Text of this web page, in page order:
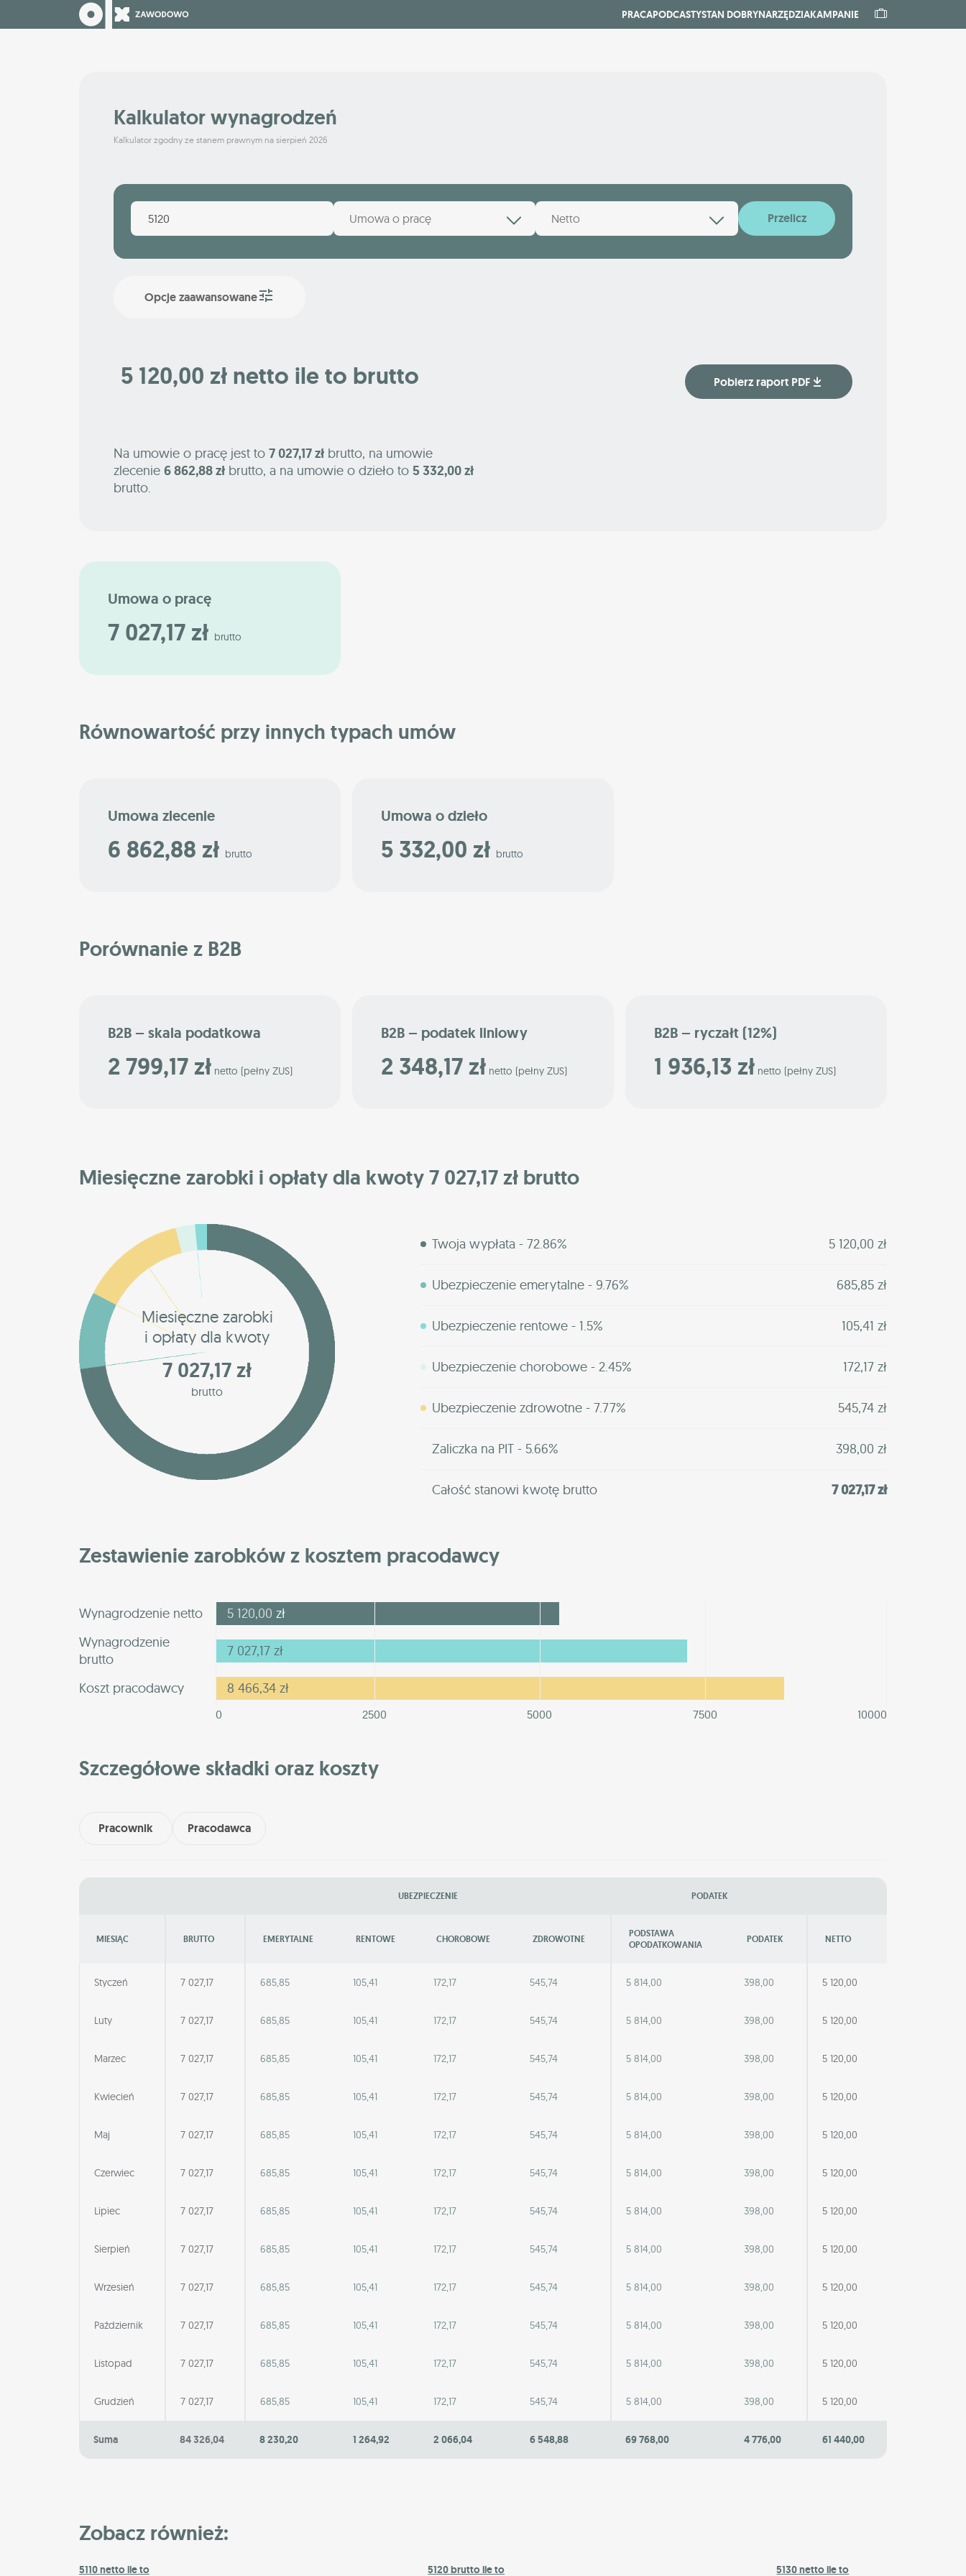
PRACAPODCASTYSTAN DOBRYNARZĘDZIAKAMPANIE
Kalkulator wynagrodzeń
Kalkulator zgodny ze stanem prawnym na sierpień 2026
Umowa o pracę Netto Przelicz
Opcje zaawansowane
5 120,00 zł netto ile to brutto Pobierz raport PDF
Na umowie o pracę jest to 7 027,17 zł brutto, na umowie
zlecenie 6 862,88 zł brutto, a na umowie o dzieło to 5 332,00 zł
brutto.
Umowa o pracę
7 027,17 zł brutto
Równowartość przy innych typach umów
Umowa zlecenie
6 862,88 zł brutto
Umowa o dzieło
5 332,00 zł brutto
Porównanie z B2B
B2B – skala podatkowa
2 799,17 zł netto (pełny ZUS)
B2B – podatek liniowy
2 348,17 zł netto (pełny ZUS)
B2B – ryczałt (12%)
1 936,13 zł netto (pełny ZUS)
Miesięczne zarobki i opłaty dla kwoty 7 027,17 zł brutto
Miesięczne zarobki
i opłaty dla kwoty
7 027,17 zł
brutto
Twoja wypłata - 72.86% 5 120,00 zł
Ubezpieczenie emerytalne - 9.76% 685,85 zł
Ubezpieczenie rentowe - 1.5% 105,41 zł
Ubezpieczenie chorobowe - 2.45% 172,17 zł
Ubezpieczenie zdrowotne - 7.77% 545,74 zł
Zaliczka na PIT - 5.66% 398,00 zł
Całość stanowi kwotę brutto 7 027,17 zł
Zestawienie zarobków z kosztem pracodawcy
Wynagrodzenie netto 5 120,00 zł
Wynagrodzenie
brutto
7 027,17 zł
Koszt pracodawcy 8 466,34 zł
0 2500 5000 7500 10000
Szczegółowe składki oraz koszty
Pracownik Pracodawca
UBEZPIECZENIE PODATEK
MIESIĄC BRUTTO EMERYTALNE RENTOWE CHOROBOWE ZDROWOTNE
PODSTAWA
OPODATKOWANIA
PODATEK NETTO
Styczeń 7 027,17 685,85 105,41 172,17 545,74 5 814,00 398,00 5 120,00
Luty 7 027,17 685,85 105,41 172,17 545,74 5 814,00 398,00 5 120,00
Marzec 7 027,17 685,85 105,41 172,17 545,74 5 814,00 398,00 5 120,00
Kwiecień 7 027,17 685,85 105,41 172,17 545,74 5 814,00 398,00 5 120,00
Maj 7 027,17 685,85 105,41 172,17 545,74 5 814,00 398,00 5 120,00
Czerwiec 7 027,17 685,85 105,41 172,17 545,74 5 814,00 398,00 5 120,00
Lipiec 7 027,17 685,85 105,41 172,17 545,74 5 814,00 398,00 5 120,00
Sierpień 7 027,17 685,85 105,41 172,17 545,74 5 814,00 398,00 5 120,00
Wrzesień 7 027,17 685,85 105,41 172,17 545,74 5 814,00 398,00 5 120,00
Październik 7 027,17 685,85 105,41 172,17 545,74 5 814,00 398,00 5 120,00
Listopad 7 027,17 685,85 105,41 172,17 545,74 5 814,00 398,00 5 120,00
Grudzień 7 027,17 685,85 105,41 172,17 545,74 5 814,00 398,00 5 120,00
Suma 84 326,04 8 230,20 1 264,92 2 066,04 6 548,88 69 768,00 4 776,00 61 440,00
Zobacz również:
5110 netto ile to 5120 brutto ile to 5130 netto ile to